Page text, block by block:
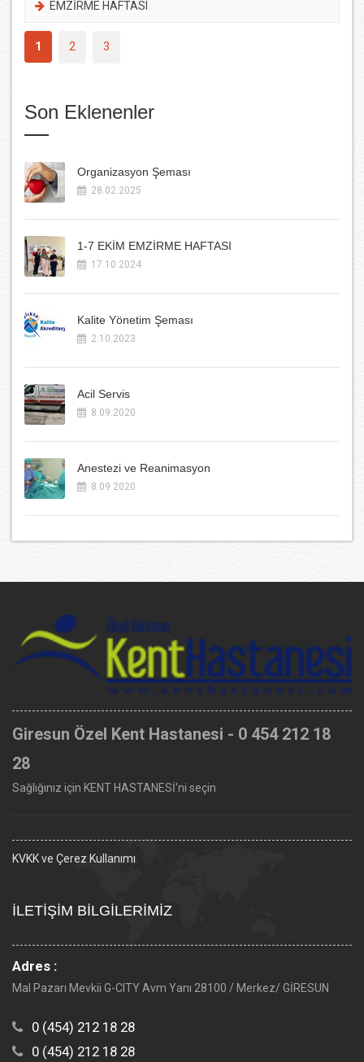
EMZİRME HAFTASI
1 2 3
Son Eklenenler
Organizasyon Şeması
28.02.2025
1-7 EKİM EMZİRME HAFTASI
17.10.2024
Kalite Yönetim Şeması
2.10.2023
Acil Servis
8.09.2020
Anestezi ve Reanimasyon
8.09.2020
Giresun Özel Kent Hastanesi - 0 454 212 18
28
Sağlığınız için KENT HASTANESİ'ni seçin
KVKK ve Çerez Kullanımı
İLETİŞİM BİLGİLERİMİZ
Adres :
Mal Pazarı Mevkii G-CITY Avm Yanı 28100 / Merkez/ GİRESUN
0 (454) 212 18 28
0 (454) 212 18 28